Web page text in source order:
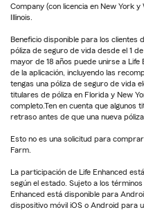
Company (con licencia en New York
Illinois.
Beneficio disponible para los clientes
póliza de seguro de vida desde el 1
mayor de 18 años puede unirse a
de la aplicación, incluyendo las
tengas una póliza de seguro de vida
titulares de póliza en Florida y New
completo.Ten en cuenta que algunos
retraso antes de que una nueva
Esto no es una solicitud para
Farm.
La participación de Life Enhanced
según el estado. Sujeto a los
Enhanced está disponible para
dispositivo móvil iOS o Android para